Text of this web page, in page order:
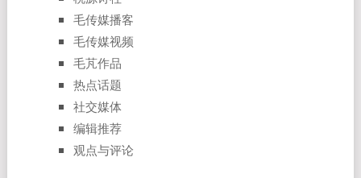
毛传媒播客
毛传媒视频
毛芃作品
热点话题
社交媒体
编辑推荐
观点与评论